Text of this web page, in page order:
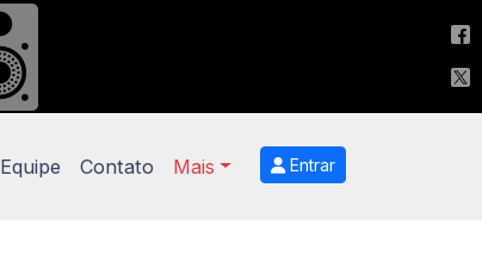
Equipe Contato Mais Entrar